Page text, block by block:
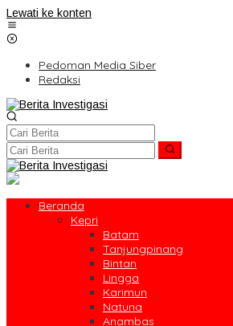
Lewati ke konten
Pedoman Media Siber
Redaksi
Beranda
Kepri
Batam
Tanjungpinang
Bintan
Lingga
Karimun
Natuna
Anambas